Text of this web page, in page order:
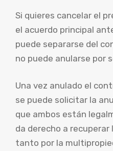
Si quieres cancelar el
el acuerdo principal
puede separarse del
no puede anularse por
Una vez anulado el
se puede solicitar la
que ambos están
da derecho a
tanto por la